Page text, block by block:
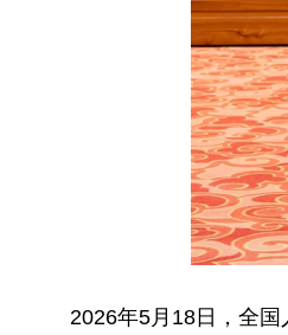
2026年5月18日，全